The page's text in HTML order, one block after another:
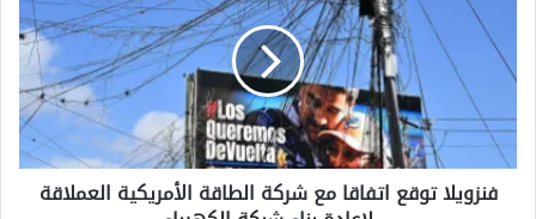
اتفاقا
مع
شركة
الطاقة
الأمريكية
العملاقة
لإعادة
بناءفنزويلا توقع اتفاقا مع شركة الطاقة الأمريكية العملاقة